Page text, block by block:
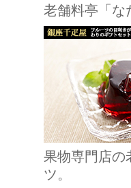
老舗料亭「な
果物専門店の
ツ。